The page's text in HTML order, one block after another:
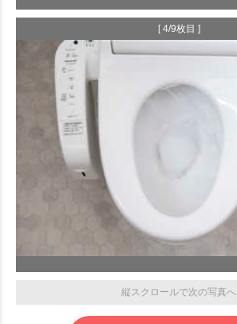
[ 4/9枚目 ]
縦スクロールで次の写真へ